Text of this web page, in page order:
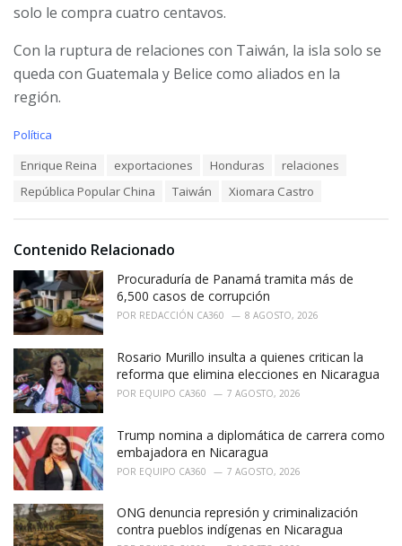
solo le compra cuatro centavos.
Con la ruptura de relaciones con Taiwán, la isla solo se
queda con Guatemala y Belice como aliados en la
región.
C
i
:
Política
Enrique Reina exportaciones Honduras
relaciones
República Popular China
Taiwán Xiomara Castro
Contenido Relacionado
Procuraduría de Panamá tramita más de
6,500 casos de corrupción
POR REDACCIÓN CA360 8 AGOSTO, 2026
Rosario Murillo insulta a quienes critican la
reforma que elimina elecciones en Nicaragua
POR EQUIPO CA360 7 AGOSTO, 2026
Trump nomina a diplomática de carrera como
embajadora en Nicaragua
POR EQUIPO CA360 7 AGOSTO, 2026
ONG denuncia represión y criminalización
contra pueblos indígenas en Nicaragua